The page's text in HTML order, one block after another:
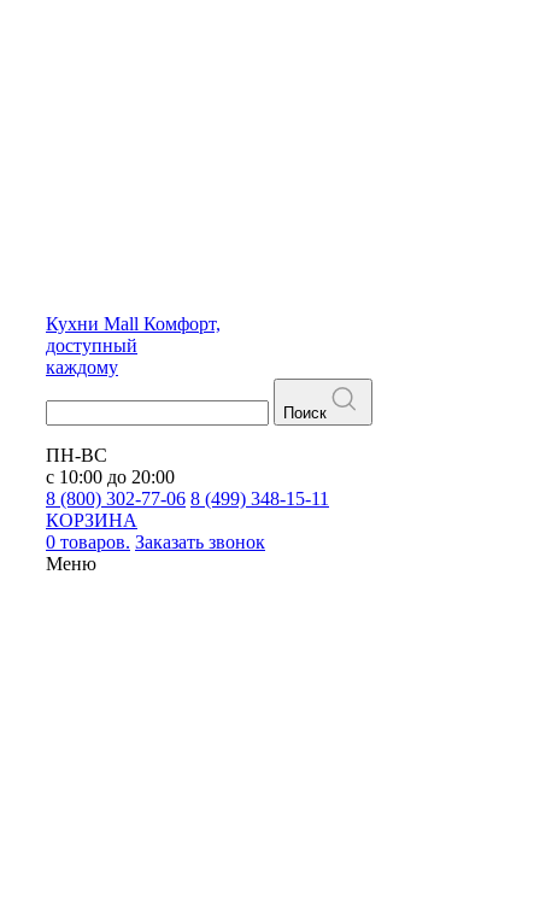
Кухни Mall Комфорт,
доступный
каждому
Поиск
ПН-ВС
с 10:00 до 20:00
8 (800) 302-77-06 8 (499) 348-15-11
КОРЗИНА
0 товаров. Заказать звонок
Меню